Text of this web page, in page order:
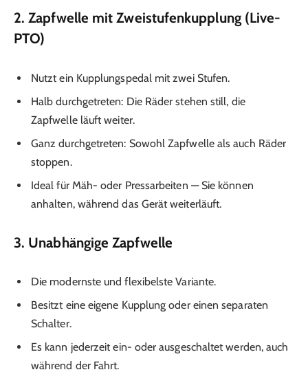
2. Zapfwelle mit Zweistufenkupplung (Live-
PTO)
Nutzt ein Kupplungspedal mit zwei Stufen.
Halb durchgetreten: Die Räder stehen still, die
Zapfwelle läuft weiter.
Ganz durchgetreten: Sowohl Zapfwelle als auch Räder
stoppen.
Ideal für Mäh- oder Pressarbeiten — Sie können
anhalten, während das Gerät weiterläuft.
3. Unabhängige Zapfwelle
Die modernste und flexibelste Variante.
Besitzt eine eigene Kupplung oder einen separaten
Schalter.
Es kann jederzeit ein- oder ausgeschaltet werden, auch
während der Fahrt.